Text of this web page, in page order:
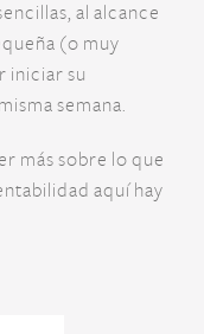
al alcance
(o muy
iniciar su
semana.
más sobre lo que
aquí hay